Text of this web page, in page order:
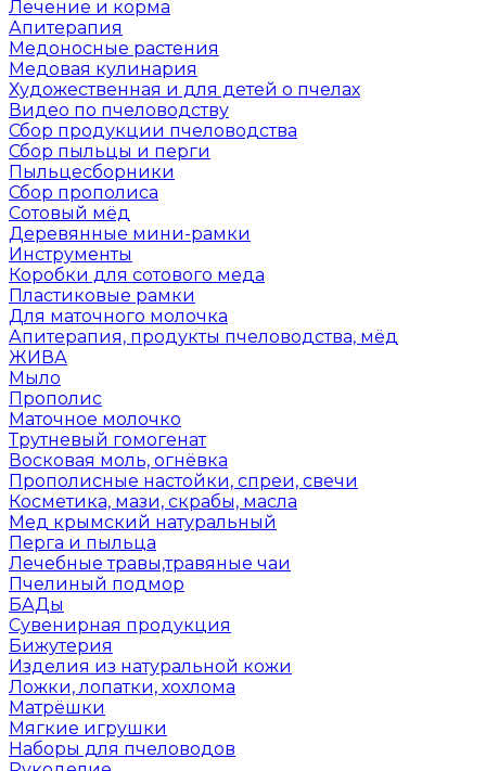
Лечение и корма
Апитерапия
Медоносные растения
Медовая кулинария
Художественная и для детей о пчелах
Видео по пчеловодству
Сбор продукции пчеловодства
Сбор пыльцы и перги
Пыльцесборники
Сбор прополиса
Сотовый мёд
Деревянные мини-рамки
Инструменты
Коробки для сотового меда
Пластиковые рамки
Для маточного молочка
Апитерапия, продукты пчеловодства, мёд
ЖИВА
Мыло
Прополис
Маточное молочко
Трутневый гомогенат
Восковая моль, огнёвка
Прополисные настойки, спреи, свечи
Косметика, мази, скрабы, масла
Мед крымский натуральный
Перга и пыльца
Лечебные травы,травяные чаи
Пчелиный подмор
БАДы
Сувенирная продукция
Бижутерия
Изделия из натуральной кожи
Ложки, лопатки, хохлома
Матрёшки
Мягкие игрушки
Наборы для пчеловодов